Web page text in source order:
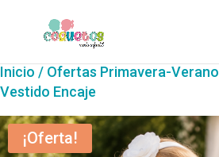
Inicio / Ofertas Primavera-Verano
Vestido Encaje
¡Oferta!